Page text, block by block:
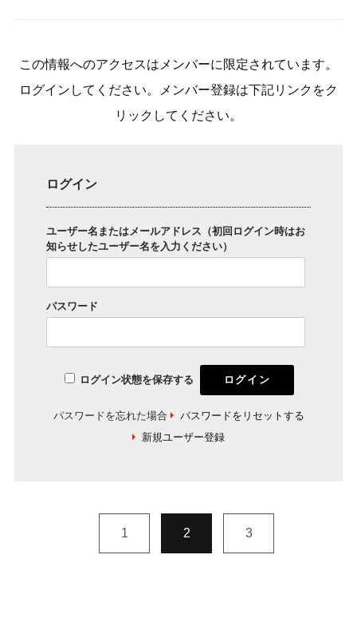
この情報へのアクセスはメンバーに限定されています。
ログインしてください。メンバー登録は下記リンクをク
リックしてください。
ログイン
ユーザー名またはメールアドレス（初回ログイン時はお
知らせしたユーザー名を入力ください）
パスワード
ログイン状態を保存する
パスワードを忘れた場合
パスワードをリセットする
新規ユーザー登録
1 2 3